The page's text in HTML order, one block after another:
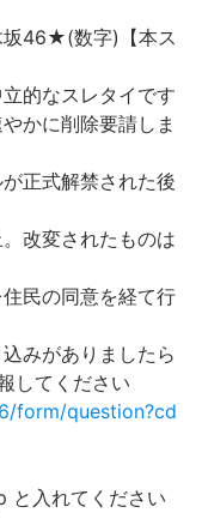
坂46★(数字)【本ス
的なスレタイです
かに削除要請しま
正式解禁された後
改変されたものは
民の同意を経て行
みがありましたら
してください
form/question?cd
と入れてください